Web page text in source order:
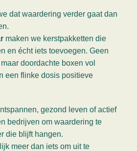
dat waardering verder gaat dan
maken we kerstpakketten die
en écht iets toevoegen. Geen
doordachte boxen vol
een flinke dosis positieve
gezond leven of actief
bedrijven om waardering te
die blijft hangen.
meer dan iets om uit te